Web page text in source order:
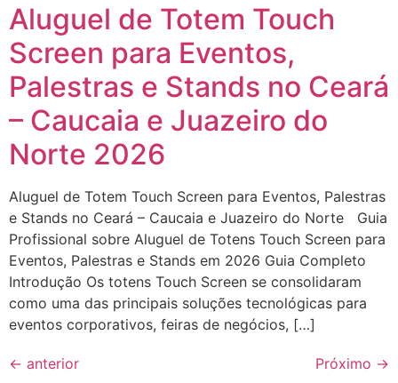
Aluguel de Totem Touch
Screen para Eventos,
Palestras e Stands no Ceará
– Caucaia e Juazeiro do
Norte 2026
Aluguel de Totem Touch Screen para Eventos, Palestras
e Stands no Ceará – Caucaia e Juazeiro do Norte Guia
Profissional sobre Aluguel de Totens Touch Screen para
Eventos, Palestras e Stands em 2026 Guia Completo
Introdução Os totens Touch Screen se consolidaram
como uma das principais soluções tecnológicas para
eventos corporativos, feiras de negócios, […]
← anterior Próximo →